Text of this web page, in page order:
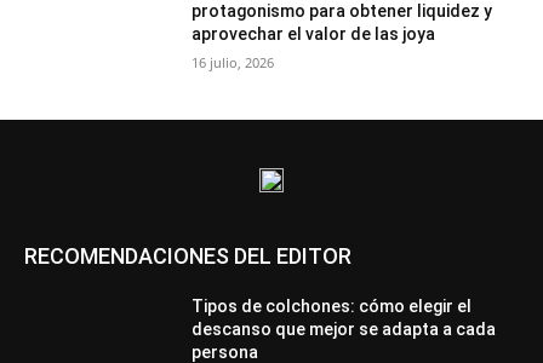
protagonismo para obtener liquidez y
aprovechar el valor de las joya
16 julio, 2026
RECOMENDACIONES DEL EDITOR
Tipos de colchones: cómo elegir el
descanso que mejor se adapta a cada
persona